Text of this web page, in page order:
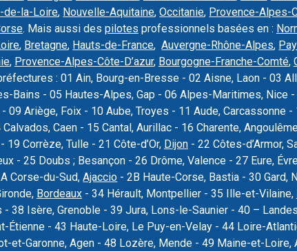
de-la-Loire, Nouvelle-Aquitaine,Occitanie, Provence-Alpes-
. Mais aussi des pilotes professionnels basées en :
, Bretagne, Hauts-de-France,Auvergne-Rhône-Alpes,
, Provence-Alpes-Côte-D’azur, Bourgogne-Franche-Comté,
: 01 Ain, Bourg-en-Bresse - 02 Aisne, Laon - 03
Bains - 05 Hautes-Alpes, Gap - 06 Alpes-Maritimes, Nice
09 Ariège, Foix - 10 Aube, Troyes - 11 Aude, Carcassonne
Caen - 15 Cantal, Aurillac - 16 Charente,
19 Corrèze, Tulle - 21 Côte-d’Or, Dijon- 22 Côtes-d’Armor,
- 25 Doubs ; Besançon - 26 Drôme, Valence - 27 Eure,
Corse-du-Sud,Ajaccio - 2B Haute-Corse, Bastia - 30 Gard,
Bordeaux- 34 Hérault, Montpellier - 35 Ille-et-Vilaine,
- 38 Isère, Grenoble - 39 Jura, Lons-le-Saunier - 40 –
Étienne - 43 Haute-Loire, Le Puy-en-Velay - 44 Loire-
et-Garonne, Agen - 48 Lozère, Mende - 49 Maine-et-Loire,